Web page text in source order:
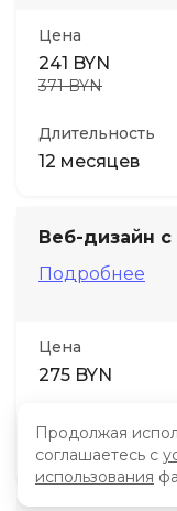
Цена
241 BYN
371 BYN
Длительность
12 месяцев
Веб-дизайн с
Подробнее
Цена
275 BYN
Длительность
Продолжая
соглашаетесь с
использования